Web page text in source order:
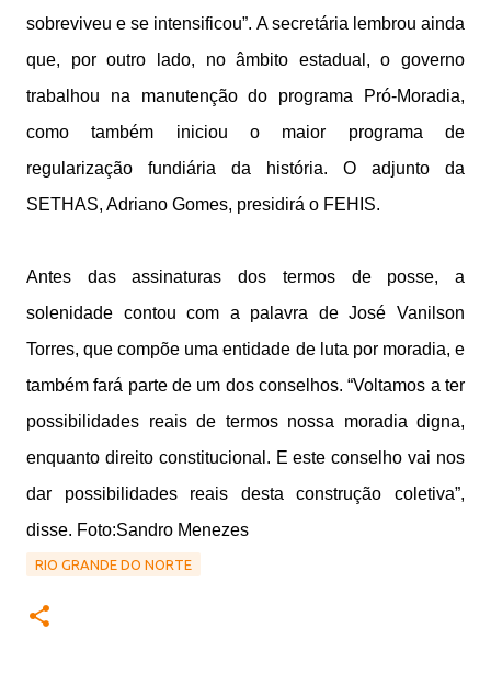
sobreviveu e se intensificou”. A secretária lembrou ainda
que, por outro lado, no âmbito estadual, o governo
trabalhou na manutenção do programa Pró-Moradia,
como também iniciou o maior programa de
regularização fundiária da história. O adjunto da
SETHAS, Adriano Gomes, presidirá o FEHIS.
Antes das assinaturas dos termos de posse, a
solenidade contou com a palavra de José Vanilson
Torres, que compõe uma entidade de luta por moradia, e
também fará parte de um dos conselhos. “Voltamos a ter
possibilidades reais de termos nossa moradia digna,
enquanto direito constitucional. E este conselho vai nos
dar possibilidades reais desta construção coletiva”,
disse. Foto:Sandro Menezes
RIO GRANDE DO NORTE